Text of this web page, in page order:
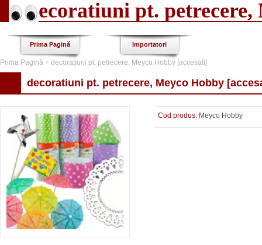
decoratiuni pt. petrecere,
Prima Pagină Importatori
Prima Pagină > decoratiuni pt. petrecere, Meyco Hobby [accesati]
decoratiuni pt. petrecere, Meyco Hobby
Cod produs: Meyco Hobby